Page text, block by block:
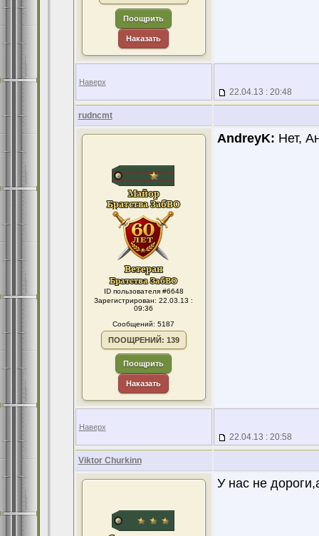
Поощрить
Наказать
Наверх
22.04.13 : 20:48
rudncmt
ID пользователя #6648
Зарегистрирован: 22.03.13 :
09:36
Сообщений: 5187
ПООЩРЕНИЙ: 139
Поощрить
Наказать
AndreyK: Нет,
Наверх
22.04.13 : 20:58
Viktor Churkinn
У нас не